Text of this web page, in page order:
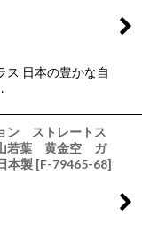
ス 日本の豊かな自
ン ストレートス
若葉 黄金空 ガ
本製 [F-79465-68]